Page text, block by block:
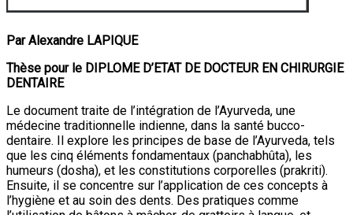
Par Alexandre LAPIQUE
Thèse pour le DIPLOME D’ETAT DE DOCTEUR EN CHIRURGIE
DENTAIRE
Le document traite de l’intégration de l’Ayurveda, une
médecine traditionnelle indienne, dans la santé bucco-
dentaire. Il explore les principes de base de l’Ayurveda, tels
que les cinq éléments fondamentaux (panchabhûta), les
humeurs (dosha), et les constitutions corporelles (prakriti).
Ensuite, il se concentre sur l’application de ces concepts à
l’hygiène et au soin des dents. Des pratiques comme